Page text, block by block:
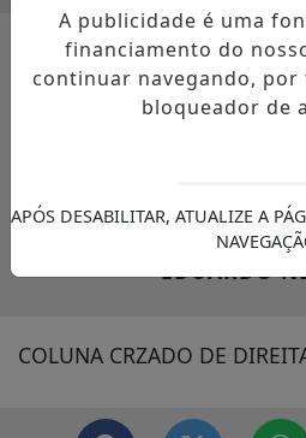
EDUARDO
COLUNA CRZADO DE
A publicidade é uma
financiamento do
continuar navegando,
bloqueador de
APÓS DESABILITAR, ATUALIZE A